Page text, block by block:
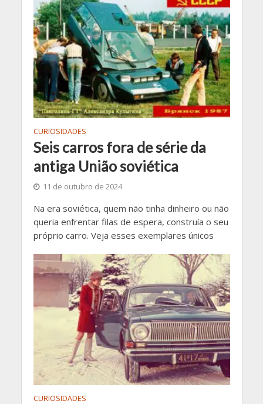
CURIOSIDADES
Seis carros fora de série da
antiga União soviética
11 de outubro de 2024
Na era soviética, quem não tinha dinheiro ou não
queria enfrentar filas de espera, construía o seu
próprio carro. Veja esses exemplares únicos
CURIOSIDADES